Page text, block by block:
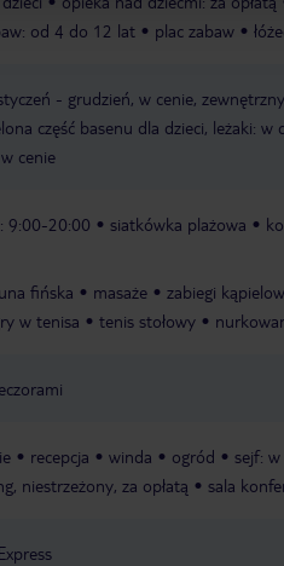
od 4 do 12 lat plac zabaw
- grudzień, w cenie,
część basenu dla dzieci, leżaki: w
cenie
9:00-20:00 siatkówka plażowa
fińska masaże zabiegi
w tenisa tenis stołowy
recepcja winda ogród sejf:
niestrzeżony, za opłatą sala